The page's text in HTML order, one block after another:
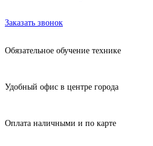
Заказать звонок
Обязательное обучение технике
Удобный офис в центре города
Оплата наличными и по карте